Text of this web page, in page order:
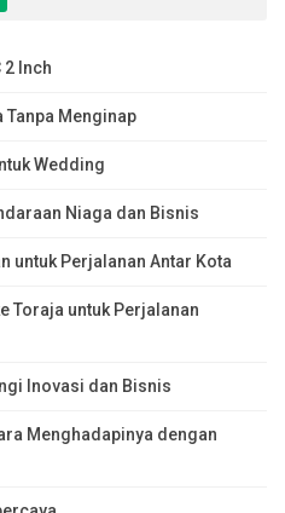
2 Inch
Menginap
Wedding
Niaga dan Bisnis
untuk Perjalanan Antar Kota
Toraja untuk Perjalanan
Inovasi dan Bisnis
Menghadapinya dengan